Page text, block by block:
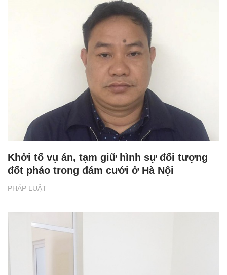
PHÁP LUẬT
Khởi tố vụ án, tạm giữ hình sự đối tượng
đốt pháo trong đám cưới ở Hà Nội